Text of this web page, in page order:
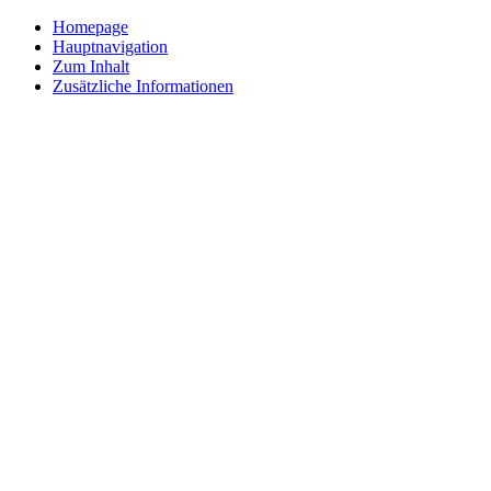
Homepage
Hauptnavigation
Zum Inhalt
Zusätzliche Informationen